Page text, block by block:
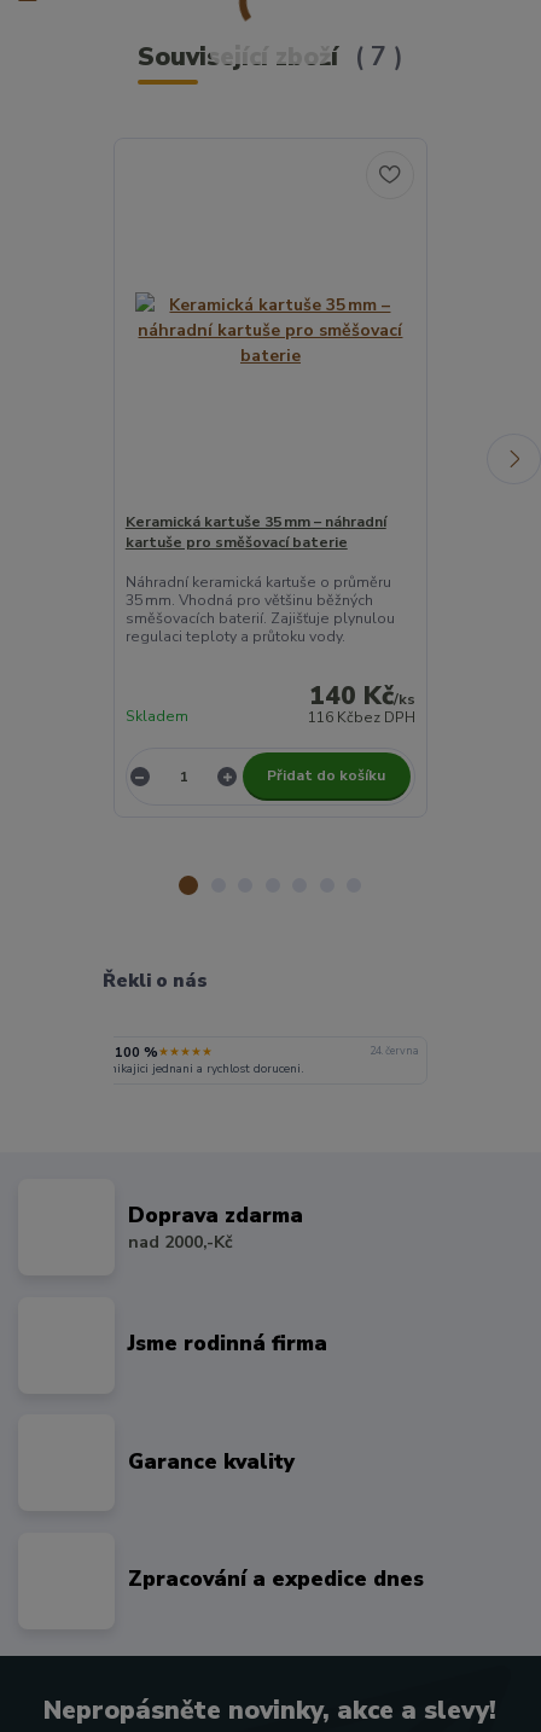
Související zboží 7
Keramická kartuše 35 mm – náhradní
kartuše pro směšovací baterie
Náhradní keramická kartuše o průměru
35 mm. Vhodná pro většinu běžných
směšovacích baterií. Zajišťuje plynulou
regulaci teploty a průtoku vody.
140 Kč/ks
116 Kčbez DPH
Skladem
Přidat do košíku
Řekli o nás
100 %★★★★★ 24. června
vynikajici jednani a rychlost doruceni.
Doprava zdarma
nad 2000,-Kč
Jsme rodinná firma
Garance kvality
Zpracování a expedice dnes
Nepropásněte novinky, akce a slevy!